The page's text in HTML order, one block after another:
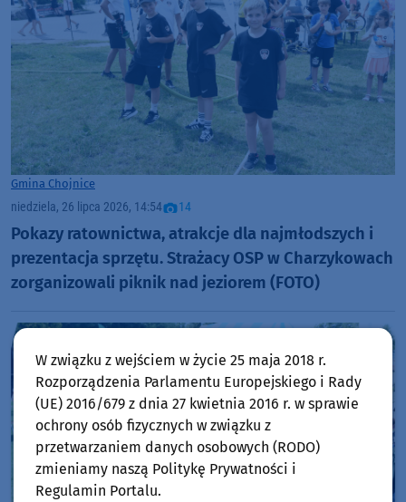
Gmina Chojnice
niedziela, 26 lipca 2026, 14:54 14
Pokazy ratownictwa, atrakcje dla najmłodszych i
prezentacja sprzętu. Strażacy OSP w Charzykowach
zorganizowali piknik nad jeziorem (FOTO)
W związku z wejściem w życie 25 maja 2018 r.
Rozporządzenia Parlamentu Europejskiego i Rady
(UE) 2016/679 z dnia 27 kwietnia 2016 r. w sprawie
ochrony osób fizycznych w związku z
przetwarzaniem danych osobowych (RODO)
zmieniamy naszą Politykę Prywatności i
Regulamin Portalu.